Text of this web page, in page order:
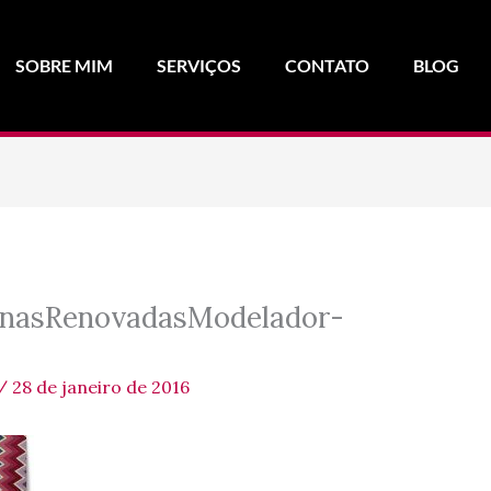
SOBRE MIM SERVIÇOS CONTATO BLOG
/ 28 de janeiro de 2016